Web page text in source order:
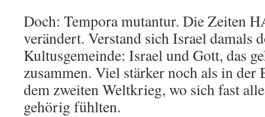
Doch: Tempora mutantur. Die Zeiten
verändert. Verstand sich Israel damals
Kultusgemeinde: Israel und Gott, das
zusammen. Viel stärker noch als in der
dem zweiten Weltkrieg, wo sich fast
gehörig fühlten.